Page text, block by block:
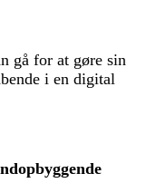
gå for at gøre sin
i en digital